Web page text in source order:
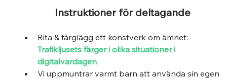
Instruktioner för deltagande
Rita & färglägg ett konstverk om ämnet:
Trafikljusets färger i olika situationer i
digitalvardagen
Vi uppmuntrar varmt barn att använda sin egen